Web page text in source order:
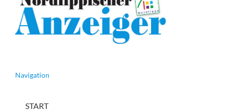
Navigation
START